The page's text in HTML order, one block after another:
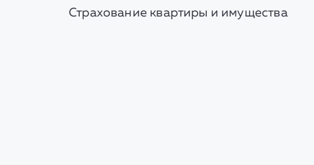
Страхование квартиры и имущества